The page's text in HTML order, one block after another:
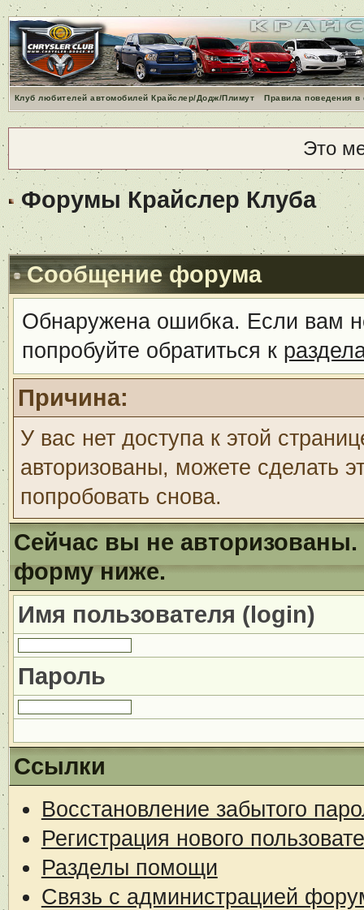
Клуб любителей автомобилей Крайслер/Додж/Плимут Правила поведения
Это
Форумы Крайслер Клуба
Сообщение форума
Обнаружена ошибка. Если вам
попробуйте обратиться к
Причина:
У вас нет доступа к этой
авторизованы, можете сделать
попробовать снова.
Сейчас вы не авторизованы.
форму ниже.
Имя пользователя (login)
Пароль
Ссылки
Восстановление забытого
Регистрация нового
Разделы помощи
Связь с администрацией